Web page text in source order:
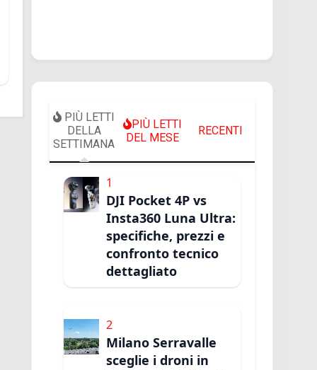
PIÙ LETTI
DELLA
SETTIMANA
PIÙ LETTI
DEL MESE
RECENTI
1
DJI Pocket 4P vs
Insta360 Luna Ultra:
specifiche, prezzi e
confronto tecnico
dettagliato
2
Milano Serravalle
sceglie i droni in